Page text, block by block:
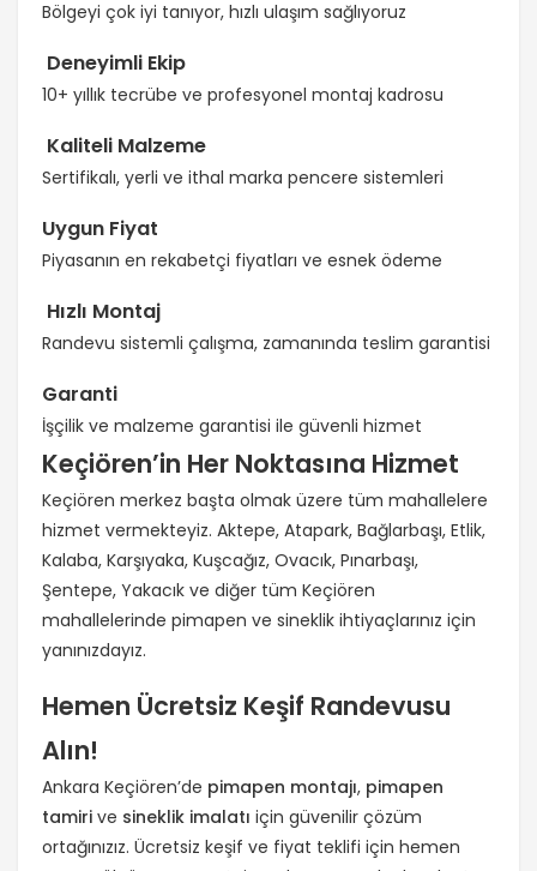
Bölgeyi çok iyi tanıyor, hızlı ulaşım sağlıyoruz
Deneyimli Ekip
10+ yıllık tecrübe ve profesyonel montaj kadrosu
Kaliteli Malzeme
Sertifikalı, yerli ve ithal marka pencere sistemleri
Uygun Fiyat
Piyasanın en rekabetçi fiyatları ve esnek ödeme
Hızlı Montaj
Randevu sistemli çalışma, zamanında teslim garantisi
Garanti
İşçilik ve malzeme garantisi ile güvenli hizmet
Keçiören’in Her Noktasına Hizmet
Keçiören merkez başta olmak üzere tüm mahallelere
hizmet vermekteyiz. Aktepe, Atapark, Bağlarbaşı, Etlik,
Kalaba, Karşıyaka, Kuşcağız, Ovacık, Pınarbaşı,
Şentepe, Yakacık ve diğer tüm Keçiören
mahallelerinde pimapen ve sineklik ihtiyaçlarınız için
yanınızdayız.
Hemen Ücretsiz Keşif Randevusu
Alın!
Ankara Keçiören’de pimapen montajı, pimapen
tamiri ve sineklik imalatı için güvenilir çözüm
ortağınızız. Ücretsiz keşif ve fiyat teklifi için hemen